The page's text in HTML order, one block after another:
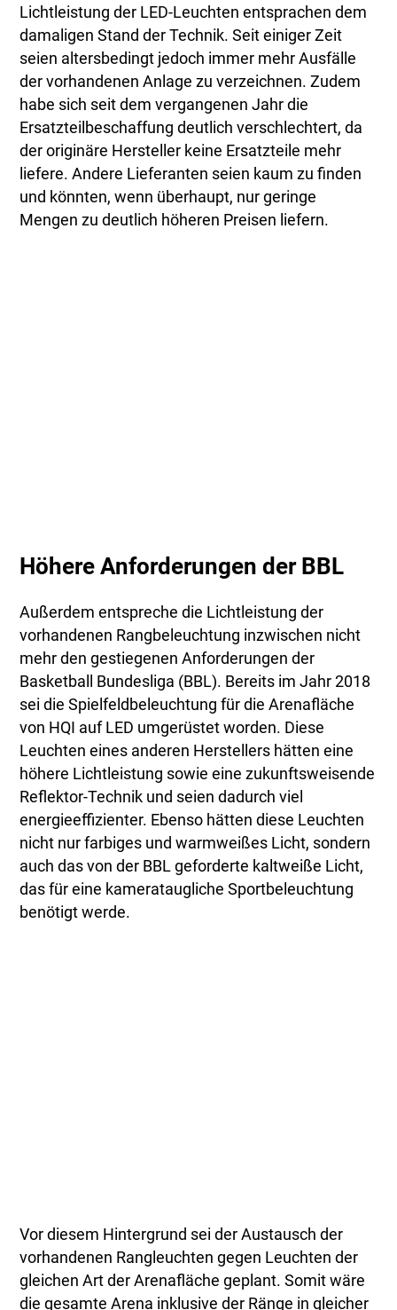
Lichtleistung der LED-Leuchten entsprachen dem
damaligen Stand der Technik. Seit einiger Zeit
seien altersbedingt jedoch immer mehr Ausfälle
der vorhandenen Anlage zu verzeichnen. Zudem
habe sich seit dem vergangenen Jahr die
Ersatzteilbeschaffung deutlich verschlechtert, da
der originäre Hersteller keine Ersatzteile mehr
liefere. Andere Lieferanten seien kaum zu finden
und könnten, wenn überhaupt, nur geringe
Mengen zu deutlich höheren Preisen liefern.
Höhere Anforderungen der BBL
Außerdem entspreche die Lichtleistung der
vorhandenen Rangbeleuchtung inzwischen nicht
mehr den gestiegenen Anforderungen der
Basketball Bundesliga (BBL). Bereits im Jahr 2018
sei die Spielfeldbeleuchtung für die Arenafläche
von HQI auf LED umgerüstet worden. Diese
Leuchten eines anderen Herstellers hätten eine
höhere Lichtleistung sowie eine zukunftsweisende
Reflektor-Technik und seien dadurch viel
energieeffizienter. Ebenso hätten diese Leuchten
nicht nur farbiges und warmweißes Licht, sondern
auch das von der BBL geforderte kaltweiße Licht,
das für eine kamerataugliche Sportbeleuchtung
benötigt werde.
Vor diesem Hintergrund sei der Austausch der
vorhandenen Rangleuchten gegen Leuchten der
gleichen Art der Arenafläche geplant. Somit wäre
die gesamte Arena inklusive der Ränge in gleicher